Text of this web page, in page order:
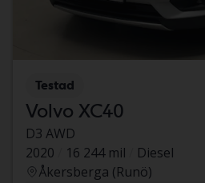
Testad
Volvo XC40
D3 AWD
2020
16 244 mil
Diesel
Åkersberga (Runö)